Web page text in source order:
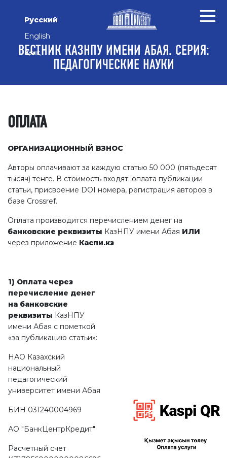
Русский
English
Қазақ
ВЕСТНИК КАЗНПУ ИМЕНИ АБАЯ. СЕРИЯ:
ПЕДАГОГИЧЕСКИЕ НАУКИ
ОПЛАТА
ОРГАНИЗАЦИОННЫЙ ВЗНОС
Авторы оплачивают за каждую статью 50 000 (пятьдесят
тысяч) тенге. В стоимость входят: оплата публикации
статьи, присвоение DOI номера, регистрация авторов в
базе Crossref.
Оплата производится перечислением денег на
банковские реквизиты КазНПУ имени Абая ИЛИ
через приложение Каспи.кз
1) Оплата через
перечисление денег
на банковские
реквизиты КазНПУ
имени Абая с пометкой
«за публикацию статьи»:
НАО Казахский
национальный
педагогический
университет имени Абая
БИН 031240004969
АО "БанкЦентрКредит"
Расчетный счет